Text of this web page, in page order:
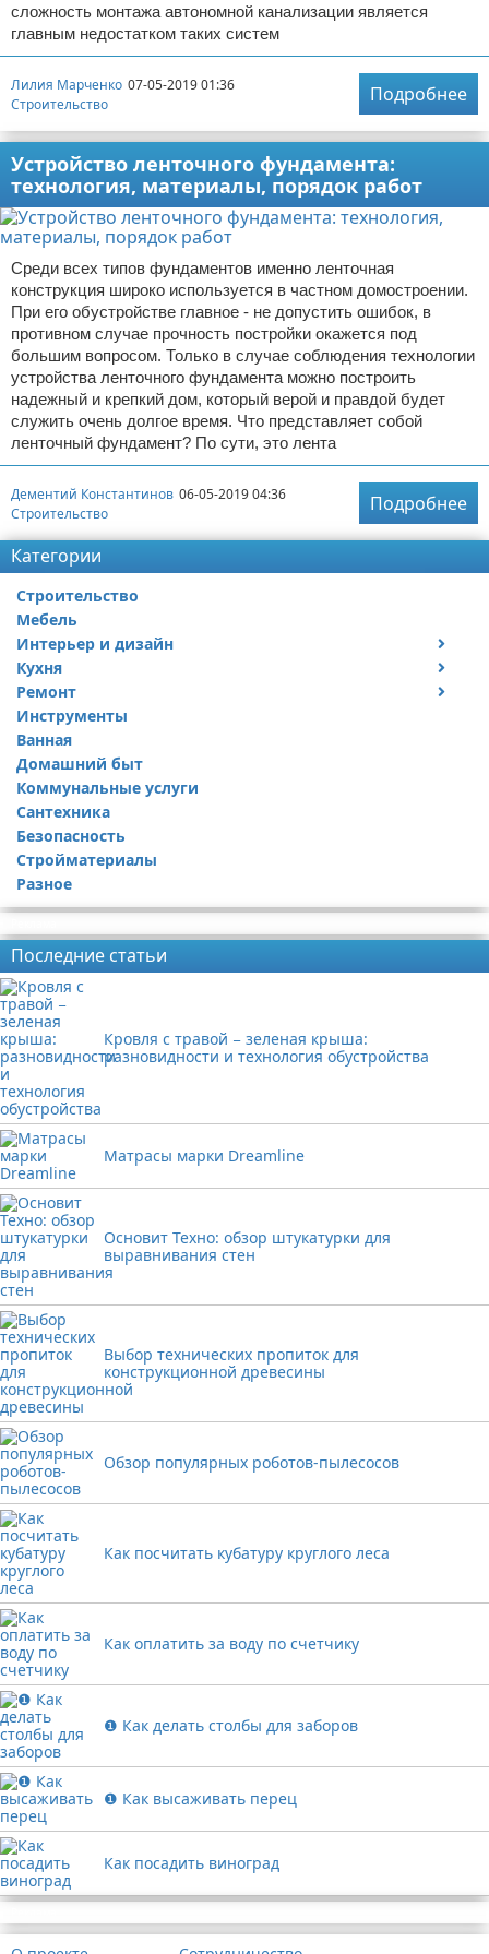
сложность монтажа автономной канализации является
главным недостатком таких систем
Лилия Марченко 07-05-2019 01:36
Строительство
Подробнее
Устройство ленточного фундамента:
технология, материалы, порядок работ
Среди всех типов фундаментов именно ленточная
конструкция широко используется в частном домостроении.
При его обустройстве главное - не допустить ошибок, в
противном случае прочность постройки окажется под
большим вопросом. Только в случае соблюдения технологии
устройства ленточного фундамента можно построить
надежный и крепкий дом, который верой и правдой будет
служить очень долгое время. Что представляет собой
ленточный фундамент? По сути, это лента
Дементий Константинов 06-05-2019 04:36
Строительство
Подробнее
Категории
Строительство
Мебель
Интерьер и дизайн
Дизайн дачи
Дизайн квартиры
Кухня
Посуда
Ремонт
Ремонт дачи
Ремонт квартиры
Инструменты
Ванная
Домашний быт
Коммунальные услуги
Сантехника
Безопасность
Стройматериалы
Разное
Последние статьи
Кровля с травой − зеленая крыша:
разновидности и технология обустройства
Матрасы марки Dreamline
Основит Техно: обзор штукатурки для
выравнивания стен
Выбор технических пропиток для
конструкционной древесины
Обзор популярных роботов-пылесосов
Как посчитать кубатуру круглого леса
Как оплатить за воду по счетчику
❶ Как делать столбы для заборов
❶ Как высаживать перец
Как посадить виноград